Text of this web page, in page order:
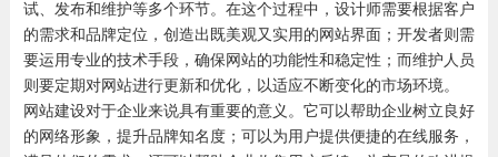
试、发布和维护等多个环节。在这个过程中，设计师需要根据客户
的需求和品牌定位，创造出既美观又实用的网站界面；开发者则需
要运用专业的技术手段，确保网站的功能性和稳定性；而维护人员
则要定期对网站进行更新和优化，以适应不断变化的市场环境。
网站建设对于企业来说具有重要的意义。它可以帮助企业树立良好
的网络形象，提升品牌知名度；可以为用户提供便捷的在线服务，